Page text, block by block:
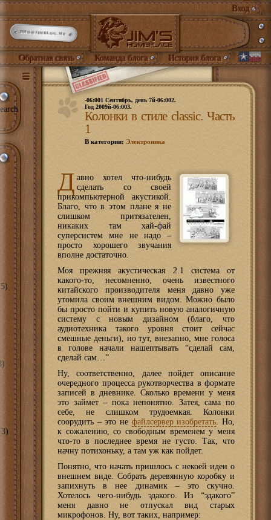
Вход
INFO@JIMBLOG.ME
Обратная связь Команда блога История блога
-06:001 Сентябрь, день 7й-06:002.
Год 2009й-06:003.
Колонки в стиле classic. Часть
1
В категории: Электроника
Д авно хотел что-нибудь
сделать со своей
прикомпьютерной акустикой.
Благо, что в этом плане я не
слишком притязателен,
никаких там хай-фай
суперсистем мне не надо –
просто хорошего звучания
вполне достаточно.
Моя прежняя акустическая 2.1 система от
какого-то, несомненно, очень известного
китайского производителя меня давно уже
утомила своим внешним видом. Можно было
бы просто пойти и купить новую аналогичную
систему с новым дизайном (благо, что
аудиотехника такого уровня стоит сейчас
смешные деньги), но тут, внезапно, мне голоса
в голове начали нашептывать “сделай сам,
сделай сам…”
Ну, соответственно, далее пойдет описание
очередного процесса рукотворчества в формате
записей в дневнике. Сколько времени у меня
это займет – пока непонятно. Затея, сама по
себе, не слишком трудоемкая. Колонки
соорудить – это не файлсервер изобретать. Но,
к сожалению, со свободным временем у меня
что-то в последнее время не густо. Так, что
начну потихоньку, а там уж как пойдет.
Понятно, что начать пришлось с некоей идеи о
внешнем виде. Собрать деревянную коробку и
запихнуть в нее динамик – это скучно.
Хотелось чего-нибудь эдакого. Из “эдакого”
меня давно не отпускал вид старых
микрофонов. Ну, вот таких, например: